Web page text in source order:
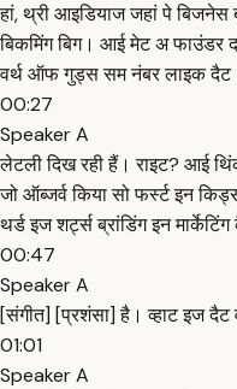
हां, थ्री आइडियाज जहां पे
बिकमिंग बिग। आई मेट अ फाउंडर
वर्थ ऑफ गुड्स सम नंबर लाइक
00:27
Speaker A
लेटली दिख रही हैं। राइट? आई
जो ऑब्जर्व किया सो फर्स्ट इन
थर्ड इज शर्ट्स ब्रांडिंग इन
00:47
Speaker A
[संगीत] [प्रशंसा] है। व्हाट इज
01:01
Speaker A